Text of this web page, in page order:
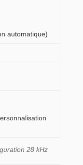
automatique)
28 kHz